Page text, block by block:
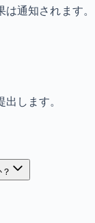
通知されます。
します。